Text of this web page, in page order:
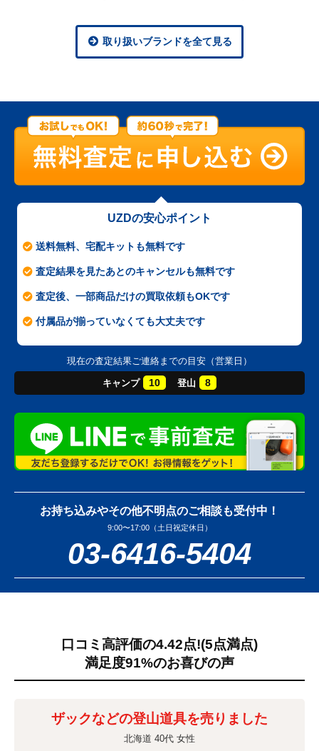
取り扱いブランドを全て見る
UZDの安心ポイント
送料無料、宅配キットも無料です
査定結果を見たあとのキャンセルも無料です
査定後、一部商品だけの買取依頼もOKです
付属品が揃っていなくても大丈夫です
現在の査定結果ご連絡までの目安（営業日）
キャンプ 10 登山 8
お持ち込みやその他不明点のご相談も受付中！
9:00〜17:00（土日祝定休日）
03-6416-5404
口コミ高評価の4.42点!(5点満点)
満足度91%のお喜びの声
ザックなどの登山道具を売りました
北海道 40代 女性